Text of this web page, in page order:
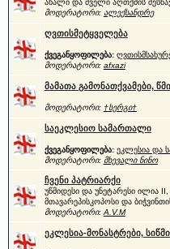
ახალი და ძველი აღთქმის
მოდერატორი: ალექსანდრე
ღვთისმეტყველება
ქვეგანყოფილება:
მოდერატორი: afxazi
მამათა გამონათქვამები,
მოდერატორი: †სერგი†
საეკლესიო სამართალი
ქვეგანყოფილება: ეკლესია და
მოდერატორი: მხევალი ნინო
ჩვენი პატრიარქი
უწმიდესი და უნეტარესი ილია
მთავარეპისკოპოსი და
მოდერატორი: A.V.M
ეკლესია-მონასტრები,